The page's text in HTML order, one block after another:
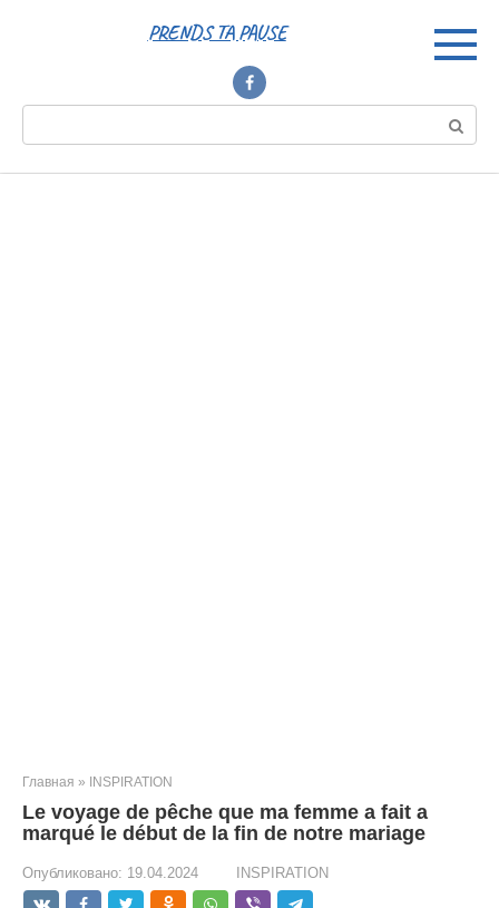
PRENDS TA PAUSE
Главная » INSPIRATION
Le voyage de pêche que ma femme a fait a
marqué le début de la fin de notre mariage
Опубликовано: 19.04.2024 INSPIRATION